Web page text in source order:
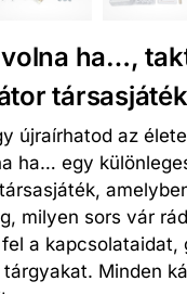
volna ha…,
újraírhatod az
ha… egy
milyen sors vár
a kapcsolataidat,
Minden